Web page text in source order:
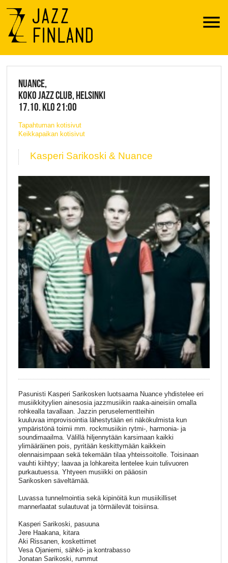
Menu
JAZZ FINLAND LIVE
NUANCE,
KOKO JAZZ CLUB, HELSINKI
17.10. KLO 21:00
Tapahtuman kotisivut
Keikkapaikan kotisivut
Kasperi Sarikoski & Nuance
Pasunisti Kasperi Sarikosken luotsaama Nuance yhdistelee eri
musiikkityylien ainesosia jazzmusiikin raaka-aineisiin omalla
rohkealla tavallaan. Jazzin peruselementteihin
kuuluvaa improvisointia lähestytään eri näkökulmista kun
ympäristönä toimii mm. rockmusiikin rytmi-, harmonia- ja
soundimaailma. Välillä hiljennytään karsimaan kaikki
ylimääräinen pois, pyritään keskittymään kaikkein
olennaisimpaan sekä tekemään tilaa yhteissoitolle. Toisinaan
vauhti kiihtyy; laavaa ja lohkareita lentelee kuin tulivuoren
purkautuessa. Yhtyeen musiikki on pääosin
Sarikosken säveltämää.
Luvassa tunnelmointia sekä kipinöitä kun musiikilliset
mannerlaatat sulautuvat ja törmäilevät toisiinsa.
Kasperi Sarikoski, pasuuna
Jere Haakana, kitara
Aki Rissanen, koskettimet
Vesa Ojaniemi, sähkö- ja kontrabasso
Jonatan Sarikoski, rummut